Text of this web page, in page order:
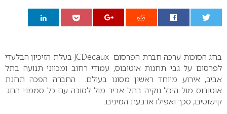
בחג הסוכות ערכה חברת הפרסום JCDecaux בעלת הזיכיון הבלעדי
לפרסום על גבי תחנות אוטובוס, עמודי רחוב ומכווני תנועה בתל
אביב, אירוע מיוחד ראשון מסוגו בעולם. החברה הפכה תחנת
אוטובוס מול היכל נוקיה בתל אביב מול לסוכה עם כל סממני החג:
קישוטים, סכך ואפילו ארבעת המינים.